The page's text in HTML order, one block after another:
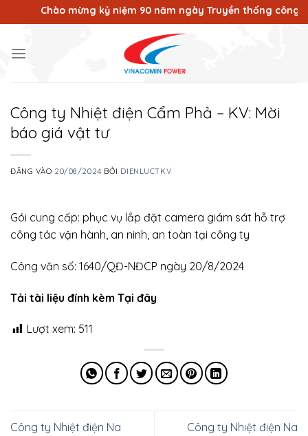
qua
dung
Chào mừng kỷ niệm 90 năm ngày Truyền thống công
Công ty Nhiệt điện Cẩm Phả – KV: Mời
báo giá vật tư
ĐĂNG VÀO 20/08/2024 BỞI DIENLUCTKV
Gói cung cấp: phục vụ lắp đặt camera giám sát hỗ trợ
công tác vận hành, an ninh, an toàn tại công ty
Công văn số: 1640/QĐ-NĐCP ngày 20/8/2024
Tải tài liệu đính kèm Tại đây
Lượt xem: 511
Công ty Nhiệt điện Na
Công ty Nhiệt điện Na